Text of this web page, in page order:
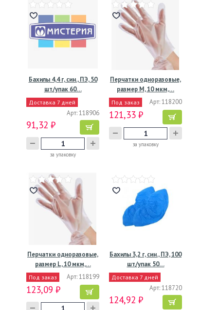
Бахилы 4,4 г, син., ПЭ, 50
шт/упак 60…
Доставка 7 дней
Арт: 118906
91,32 ₽
за упаковку
Перчатки одноразовые,
размер M, 10 мкм,…
Под заказ Арт: 118200
121,33 ₽
за упаковку
Перчатки одноразовые,
размер L, 10 мкм,…
Под заказ Арт: 118199
123,09 ₽
Бахилы 3,2 г, син., ПЭ, 100
шт/упак 50…
Доставка 7 дней
Арт: 118720
124,92 ₽